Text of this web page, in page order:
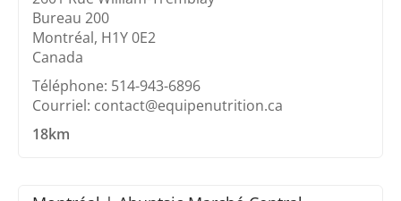
Bureau 200
Montréal, H1Y 0E2
Canada
Téléphone: 514-943-6896
Courriel: contact@equipenutrition.ca
18km